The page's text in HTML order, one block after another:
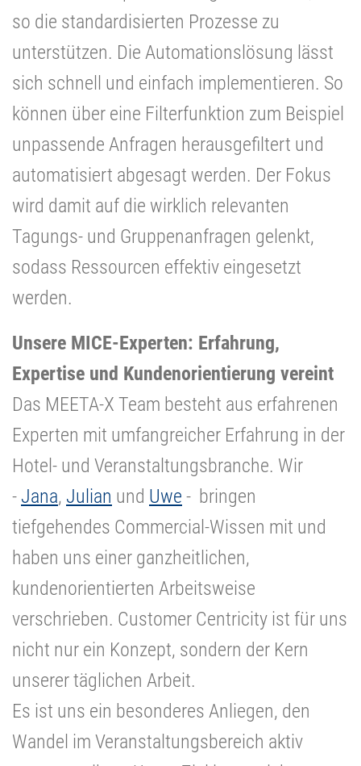
so die standardisierten Prozesse zu
unterstützen. Die Automationslösung lässt
sich schnell und einfach implementieren. So
können über eine Filterfunktion zum Beispiel
unpassende Anfragen herausgefiltert und
automatisiert abgesagt werden. Der Fokus
wird damit auf die wirklich relevanten
Tagungs- und Gruppenanfragen gelenkt,
sodass Ressourcen effektiv eingesetzt
werden.
Unsere MICE-Experten: Erfahrung,
Expertise und Kundenorientierung vereint
Das MEETA-X Team besteht aus erfahrenen
Experten mit umfangreicher Erfahrung in der
Hotel- und Veranstaltungsbranche. Wir
- Jana, Julian und Uwe - bringen
tiefgehendes Commercial-Wissen mit und
haben uns einer ganzheitlichen,
kundenorientierten Arbeitsweise
verschrieben. Customer Centricity ist für uns
nicht nur ein Konzept, sondern der Kern
unserer täglichen Arbeit.
Es ist uns ein besonderes Anliegen, den
Wandel im Veranstaltungsbereich aktiv